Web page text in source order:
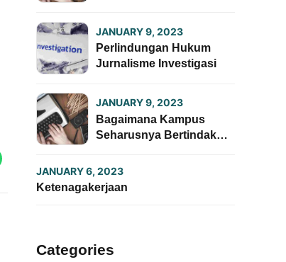
JANUARY 9, 2023
Perlindungan Hukum
Jurnalisme Investigasi
JANUARY 9, 2023
Bagaimana Kampus
Seharusnya Bertindak
Kekerasan Seksual oleh
Pers Mahasiswa
JANUARY 6, 2023
Ketenagakerjaan
Categories